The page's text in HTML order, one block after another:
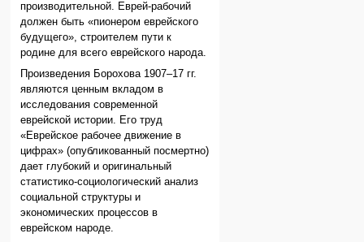
производительной. Еврей-рабочий
должен быть «пионером еврейского
будущего», строителем пути к
родине для всего еврейского народа.
Произведения Борохова 1907–17 гг.
являются ценным вкладом в
исследования современной
еврейской истории. Его труд
«Еврейское рабочее движение в
цифрах» (опубликованный посмертно)
дает глубокий и оригинальный
статистико-социологический анализ
социальной структуры и
экономических процессов в
еврейском народе.